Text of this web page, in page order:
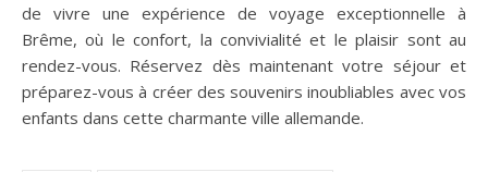
de vivre une expérience de voyage exceptionnelle à
Brême, où le confort, la convivialité et le plaisir sont au
rendez-vous. Réservez dès maintenant votre séjour et
préparez-vous à créer des souvenirs inoubliables avec vos
enfants dans cette charmante ville allemande.